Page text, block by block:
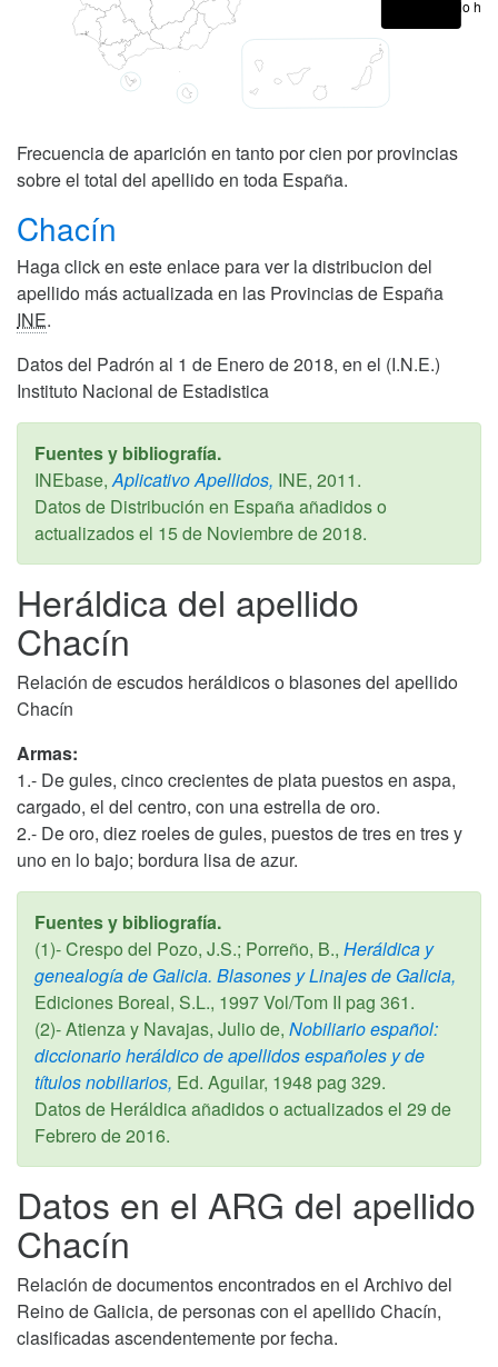
No hay
Frecuencia de aparición en tanto por cien por provincias
sobre el total del apellido en toda España.
Chacín
Haga click en este enlace para ver la distribucion del
apellido más actualizada en las Provincias de España
INE.
Datos del Padrón al 1 de Enero de 2018, en el (I.N.E.)
Instituto Nacional de Estadistica
Fuentes y bibliografía.
INEbase,Aplicativo Apellidos, INE, 2011.
Datos de Distribución en España añadidos o
actualizados el 15 de Noviembre de 2018.
Heráldica del apellido
Chacín
Relación de escudos heráldicos o blasones del apellido
Chacín
Armas:
1.- De gules, cinco crecientes de plata puestos en aspa,
cargado, el del centro, con una estrella de oro.
2.- De oro, diez roeles de gules, puestos de tres en tres y
uno en lo bajo; bordura lisa de azur.
Fuentes y bibliografía.
(1)- Crespo del Pozo, J.S.; Porreño, B., Heráldica y
genealogía de Galicia. Blasones y Linajes de Galicia,
Ediciones Boreal, S.L., 1997Vol/Tom II pag 361.
(2)- Atienza y Navajas, Julio de, Nobiliario español:
diccionario heráldico de apellidos españoles y de
títulos nobiliarios, Ed. Aguilar, 1948 pag 329.
Datos de Heráldica añadidos o actualizados el 29 de
Febrero de 2016.
Datos en el ARG del apellido
Chacín
Relación de documentos encontrados en el Archivo del
Reino de Galicia, de personas con el apellido Chacín,
clasificadas ascendentemente por fecha.